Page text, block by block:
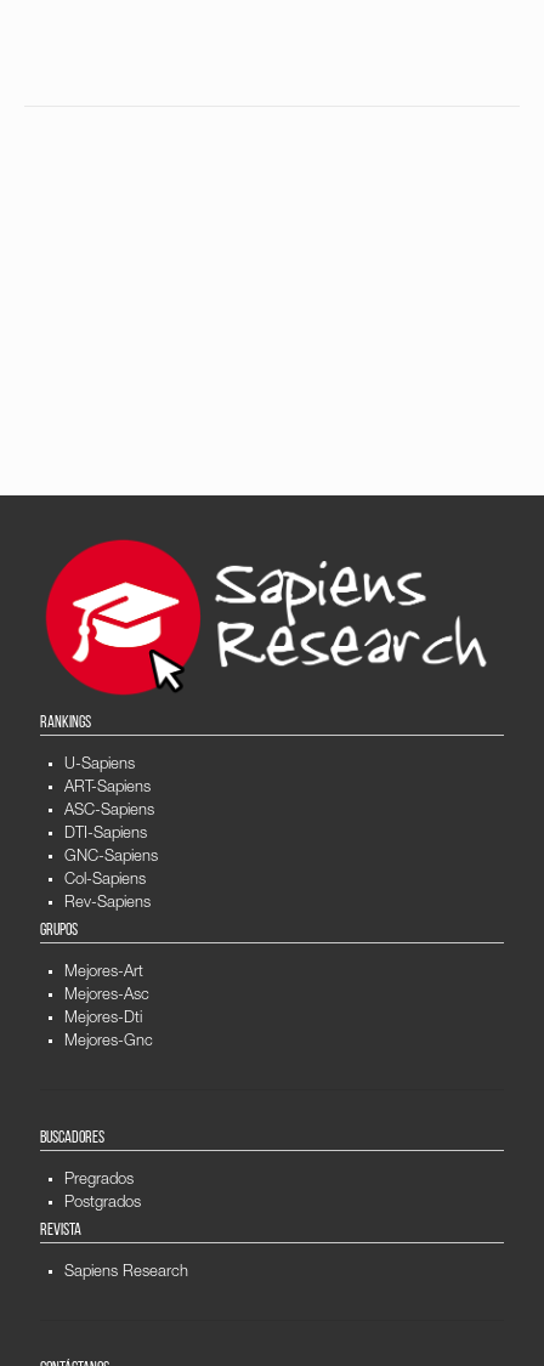
RANKINGS
U-Sapiens
ART-Sapiens
ASC-Sapiens
DTI-Sapiens
GNC-Sapiens
Col-Sapiens
Rev-Sapiens
GRUPOS
Mejores-Art
Mejores-Asc
Mejores-Dti
Mejores-Gnc
BUSCADORES
Pregrados
Postgrados
REVISTA
Sapiens Research